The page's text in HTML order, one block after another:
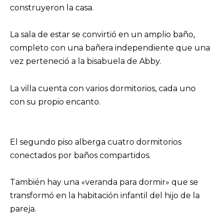
construyeron la casa.
La sala de estar se convirtió en un amplio baño,
completo con una bañera independiente que una
vez perteneció a la bisabuela de Abby.
La villa cuenta con varios dormitorios, cada uno
con su propio encanto.
El segundo piso alberga cuatro dormitorios
conectados por baños compartidos.
También hay una «veranda para dormir» que se
transformó en la habitación infantil del hijo de la
pareja.